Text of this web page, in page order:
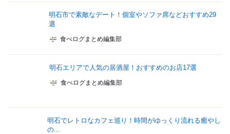
明石市で素敵なデート！個室やソファ席などおすすめ29
選
食べログまとめ編集部
明石エリアで人気の居酒屋！おすすめのお店17選
食べログまとめ編集部
明石でレトロなカフェ巡り！時間がゆっくり流れる癒やし
の...